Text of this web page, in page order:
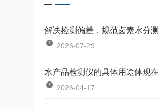
2026-07-29
2026-04-17